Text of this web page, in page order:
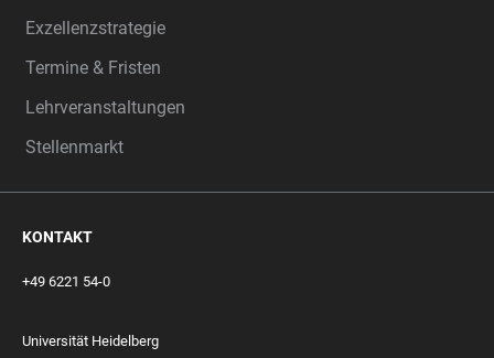
Exzellenzstrategie
Termine & Fristen
Lehrveranstaltungen
Stellenmarkt
KONTAKT
+49 6221 54-0
Universität Heidelberg